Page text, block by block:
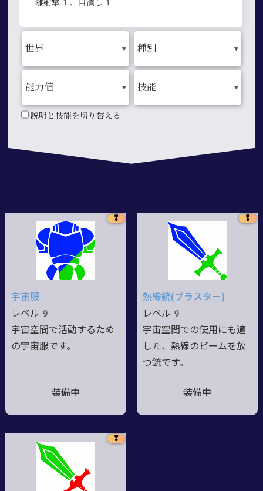
離射撃1、目潰し1
説明と技能を切り替える
❢
宇宙服
レベル9
宇宙空間で活動するため
の宇宙服です。
装備中
❢
熱線銃(ブラスター)
レベル9
宇宙空間での使用にも適
した、熱線のビームを放
つ銃です。
装備中
❢